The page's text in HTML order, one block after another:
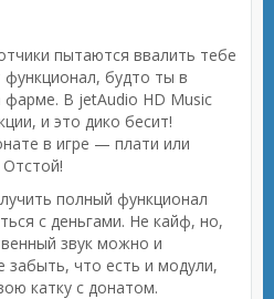
пытаются ввалить тебе
будто ты в
фарме. В jetAudio HD Music
и это дико бесит!
в игре — плати или
Отстой!
полный функционал
с деньгами. Не кайф, но,
звук можно и
забыть, что есть и модули,
катку с донатом.